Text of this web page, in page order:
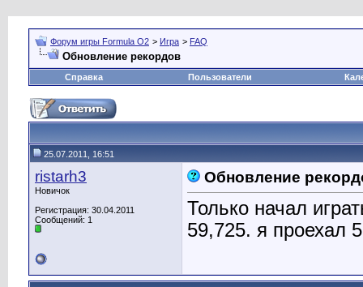
Форум игры Formula O2 > Игра > FAQ
Обновление рекордов
Справка Пользователи
25.07.2011, 16:51
ristarh3
Новичок
Регистрация: 30.04.2011
Сообщений: 1
Обновление
Только начал
59,725. я проехал